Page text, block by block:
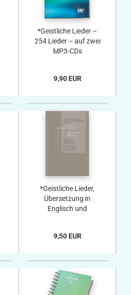
*Geistliche Lieder –
254 Lieder – auf zwei
MP3-CDs
9,90 EUR
*Geistliche Lieder,
Übersetzung in
Englisch und
9,50 EUR